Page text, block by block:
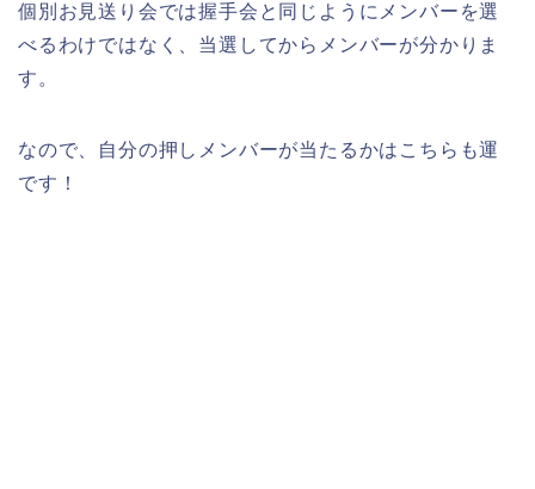
個別お見送り会では握手会と同じようにメンバーを選
べるわけではなく、当選してからメンバーが分かりま
す。
なので、自分の押しメンバーが当たるかはこちらも運
です！